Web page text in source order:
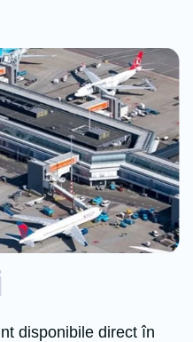
disponibile direct în